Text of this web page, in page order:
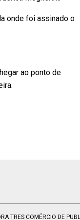
onde foi assinado o
ao ponto de
COMÉRCIO DE